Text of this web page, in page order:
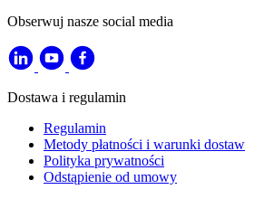
Obserwuj nasze social media
Dostawa i regulamin
Regulamin
Metody płatności i warunki dostaw
Polityka prywatności
Odstąpienie od umowy